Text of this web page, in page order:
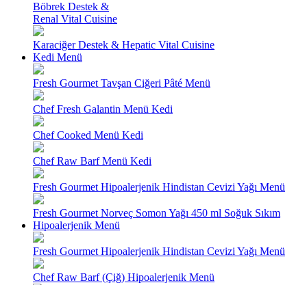
Böbrek Destek &
Renal Vital Cuisine
Karaciğer Destek & Hepatic Vital Cuisine
Kedi Menü
Fresh Gourmet Tavşan Ciğeri Pâté Menü
Chef Fresh Galantin Menü Kedi
Chef Cooked Menü Kedi
Chef Raw Barf Menü Kedi
Fresh Gourmet Hipoalerjenik Hindistan Cevizi Yağı Menü
Fresh Gourmet Norveç Somon Yağı 450 ml Soğuk Sıkım
Hipoalerjenik Menü
Fresh Gourmet Hipoalerjenik Hindistan Cevizi Yağı Menü
Chef Raw Barf (Çiğ) Hipoalerjenik Menü